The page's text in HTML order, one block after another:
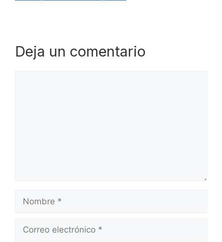
Deja un comentario
Nombre
Correo